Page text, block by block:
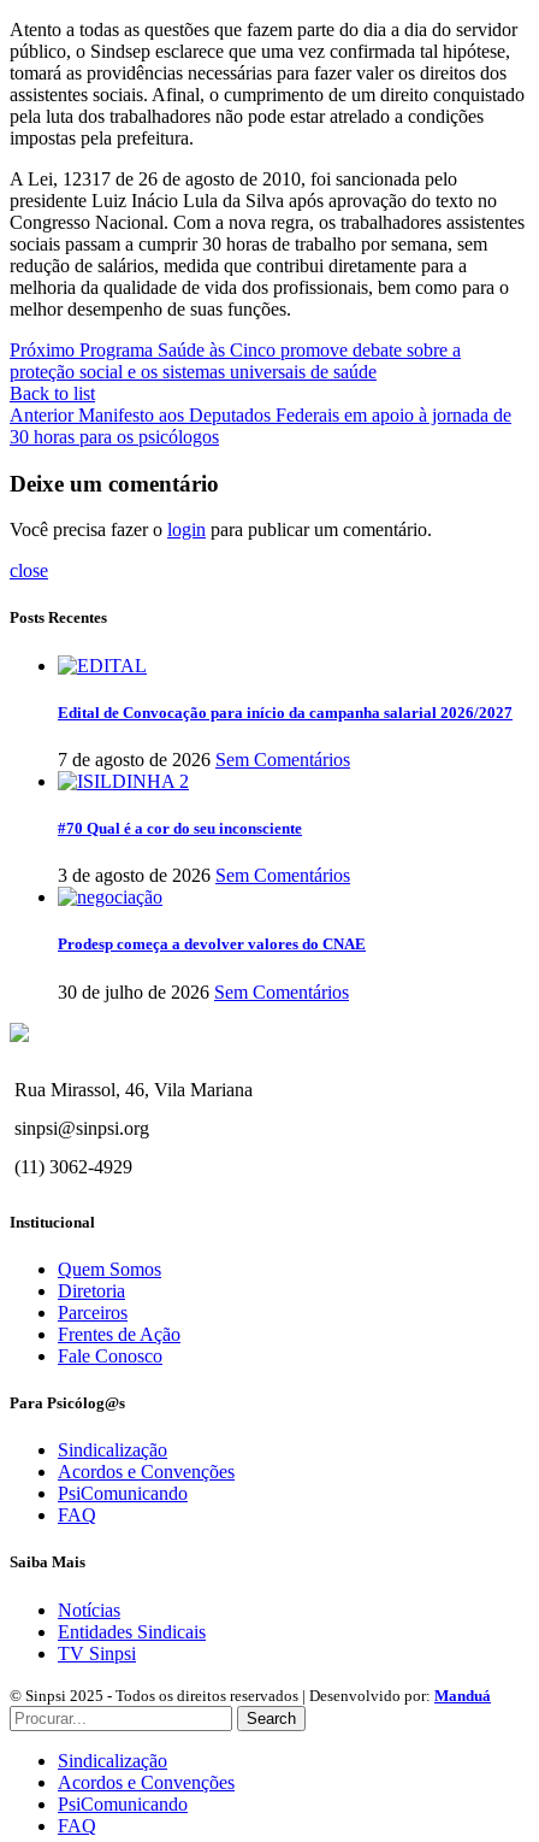
Atento a todas as questões que fazem parte do dia a dia do servidor
público, o Sindsep esclarece que uma vez confirmada tal hipótese,
tomará as providências necessárias para fazer valer os direitos dos
assistentes sociais. Afinal, o cumprimento de um direito conquistado
pela luta dos trabalhadores não pode estar atrelado a condições
impostas pela prefeitura.
A Lei, 12317 de 26 de agosto de 2010, foi sancionada pelo
presidente Luiz Inácio Lula da Silva após aprovação do texto no
Congresso Nacional. Com a nova regra, os trabalhadores assistentes
sociais passam a cumprir 30 horas de trabalho por semana, sem
redução de salários, medida que contribui diretamente para a
melhoria da qualidade de vida dos profissionais, bem como para o
melhor desempenho de suas funções.
Próximo Programa Saúde às Cinco promove debate sobre a
proteção social e os sistemas universais de saúde
Back to list
Anterior Manifesto aos Deputados Federais em apoio à jornada de
30 horas para os psicólogos
Deixe um comentário
Você precisa fazer o login para publicar um comentário.
close
Posts Recentes
Edital de Convocação para início da campanha salarial 2026/2027
7 de agosto de 2026 Sem Comentários
#70 Qual é a cor do seu inconsciente
3 de agosto de 2026 Sem Comentários
Prodesp começa a devolver valores do CNAE
30 de julho de 2026 Sem Comentários
Rua Mirassol, 46, Vila Mariana
sinpsi@sinpsi.org
(11) 3062-4929
Institucional
Quem Somos
Diretoria
Parceiros
Frentes de Ação
Fale Conosco
Para Psicólog@s
Sindicalização
Acordos e Convenções
PsiComunicando
FAQ
Saiba Mais
Notícias
Entidades Sindicais
TV Sinpsi
© Sinpsi 2025 - Todos os direitos reservados | Desenvolvido por: Manduá
Search
Sindicalização
Acordos e Convenções
PsiComunicando
FAQ